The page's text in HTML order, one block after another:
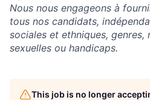
Nous nous engageons à
tous nos candidats,
sociales et ethniques,
sexuelles ou handicaps.
This job is no longer